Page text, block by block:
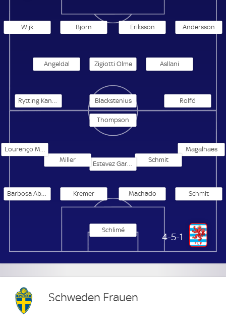
Wijk Bjorn Eriksson Andersson
Angeldal Zigiotti Olme Asllani
Rytting Kaneryd Blackstenius Rolfö
Luxemburg Frauen
4-5-1
Schlimé
Schmit
Machado
Kremer
Barbosa Abreu
Magalhaes
Schmit
Estevez Garcia
Miller
Lourenço Magalhaes
Thompson
Schweden Frauen